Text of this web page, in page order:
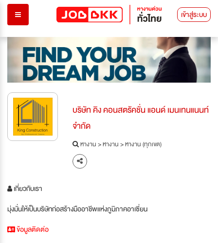
เข้าสู่ระบบ
บริษัท คิง คอนสตรัคชั่น แอนด์ เมนเทนแนนท์
จำกัด
หางาน>หางาน>หางาน (ทุกเขต)
เกี่ยวกับเรา
มุ่งมั่นให้เป็นบริษัทก่อสร้างมืออาชีพแห่งภูมิภาคอาเซี่ยน
ข้อมูลติดต่อ